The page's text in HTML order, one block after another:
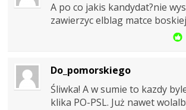
A po co jakis kandydat?nie
zawierzyc elblag matce
Do_pomorskiego
Śliwka! A w sumie to kazdy
klika PO-PSL. Już nawet